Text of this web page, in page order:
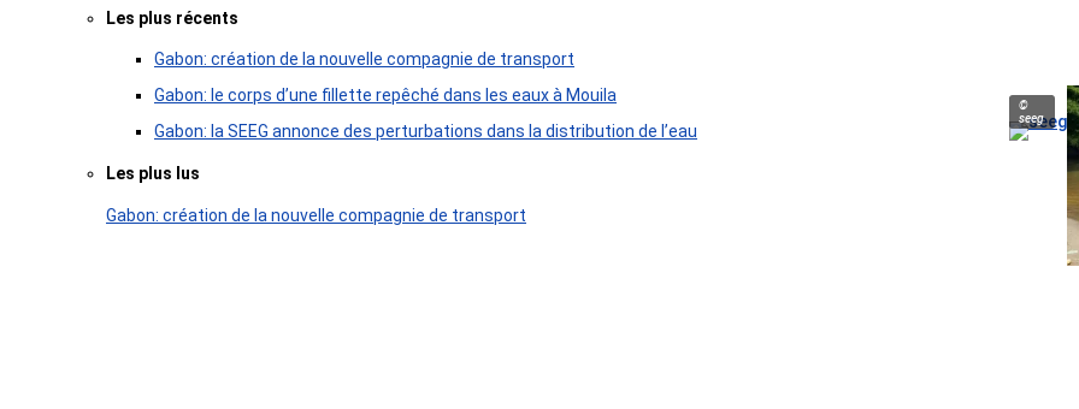
Les plus récents
Gabon: création de la nouvelle compagnie de transport
Gabon: le corps d’une fillette repêché dans les eaux à Mouila
©
seeg
Gabon: la SEEG annonce des perturbations dans la distribution de l’eau
Les plus lus
Gabon: création de la nouvelle compagnie de transport